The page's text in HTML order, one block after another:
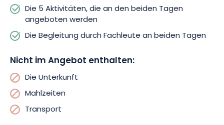
Die 5 Aktivitäten, die an den beiden Tagen
angeboten werden
Die Begleitung durch Fachleute an beiden Tagen
Nicht im Angebot enthalten:
Die Unterkunft
Mahlzeiten
Transport